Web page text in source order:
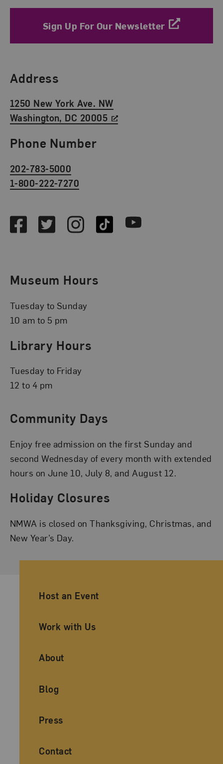
Sign Up For Our Newsletter
Find Us
Address
1250 New York Ave. NW
Washington, DC 20005
Phone Number
202-783-5000
1-800-222-7270
FacebookTwitterInstagramTikTok Youtube
Museum Hours
Tuesday to Sunday
10 am to 5 pm
Library Hours
Tuesday to Friday
12 to 4 pm
Community Days
Enjoy free admission on the first Sunday and
second Wednesday of every month with extended
hours on June 10, July 8, and August 12.
Holiday Closures
NMWA is closed on Thanksgiving, Christmas, and
New Year’s Day.
Ancillary Footer Navigation
Host an Event
Work with Us
About
Blog
Press
Contact